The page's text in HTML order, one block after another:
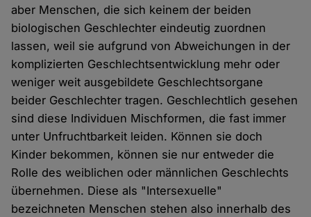
aber Menschen, die sich keinem der beiden
biologischen Geschlechter eindeutig zuordnen
lassen, weil sie aufgrund von Abweichungen in der
komplizierten Geschlechtsentwicklung mehr oder
weniger weit ausgebildete Geschlechtsorgane
beider Geschlechter tragen. Geschlechtlich gesehen
sind diese Individuen Mischformen, die fast immer
unter Unfruchtbarkeit leiden. Können sie doch
Kinder bekommen, können sie nur entweder die
Rolle des weiblichen oder männlichen Geschlechts
übernehmen. Diese als "Intersexuelle"
bezeichneten Menschen stehen also innerhalb des